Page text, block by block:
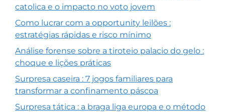
catolica e o impacto no voto jovem
Como lucrar com a opportunity leilões :
estratégias rápidas e risco mínimo
Análise forense sobre a tiroteio palacio do gelo :
choque e lições práticas
Surpresa caseira : 7 jogos familiares para
transformar a confinamento páscoa
Surpresa tática : a braga liga europa e o método